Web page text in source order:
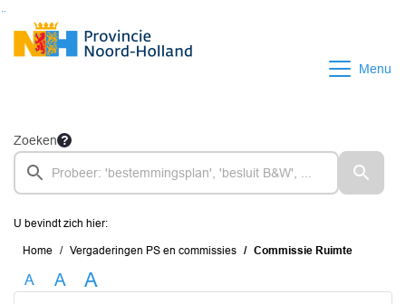
Ga naar de inhoud van deze pagina
Ga naar het zoeken
Ga naar het menu
Menu
Zoeken
U bevindt zich hier:
Home Vergaderingen PS en commissies Commissie Ruimte
A A A